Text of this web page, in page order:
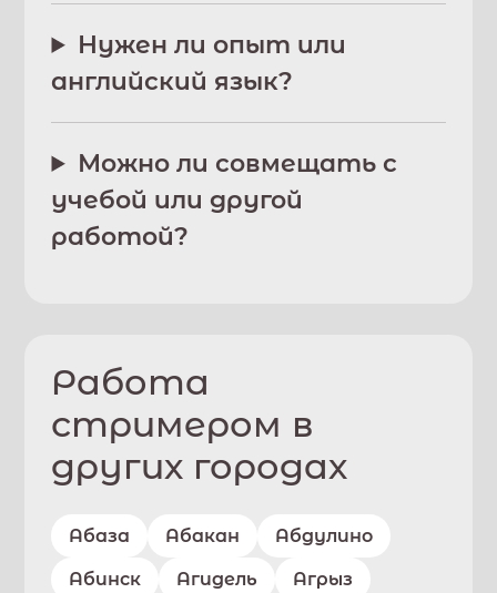
Нужен ли опыт или
английский язык?
Можно ли совмещать с
учебой или другой
работой?
Работа
стримером в
других городах
Абаза Абакан Абдулино
Абинск Агидель Агрыз